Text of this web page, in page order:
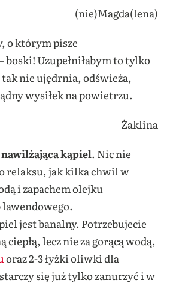
(nie)Magda(lena)
o którym pisze
boski! Uzupełniłabym to tylko
tak nie ujędrnia, odświeża,
wysiłek na powietrzu.
Żaklina
kąpiel. Nic nie
relaksu, jak kilka chwil w
i zapachem olejku
jest banalny. Potrzebujecie
ciepłą, lecz nie za gorącą wodą,
oraz 2-3 łyżki oliwki dla
się już tylko zanurzyć i w